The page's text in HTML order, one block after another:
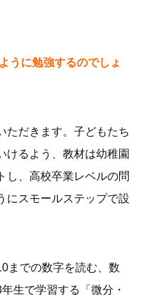
うに勉強するのでしょ
ただきます。子どもたち
けるよう、教材は幼稚園
し、高校卒業レベルの問
にスモールステップで設
までの数字を読む、数
生で学習する「微分・